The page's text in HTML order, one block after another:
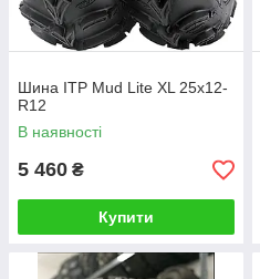
Шина ITP Mud Lite XL 25x12-
R12
В наявності
5 460 ₴
Купити